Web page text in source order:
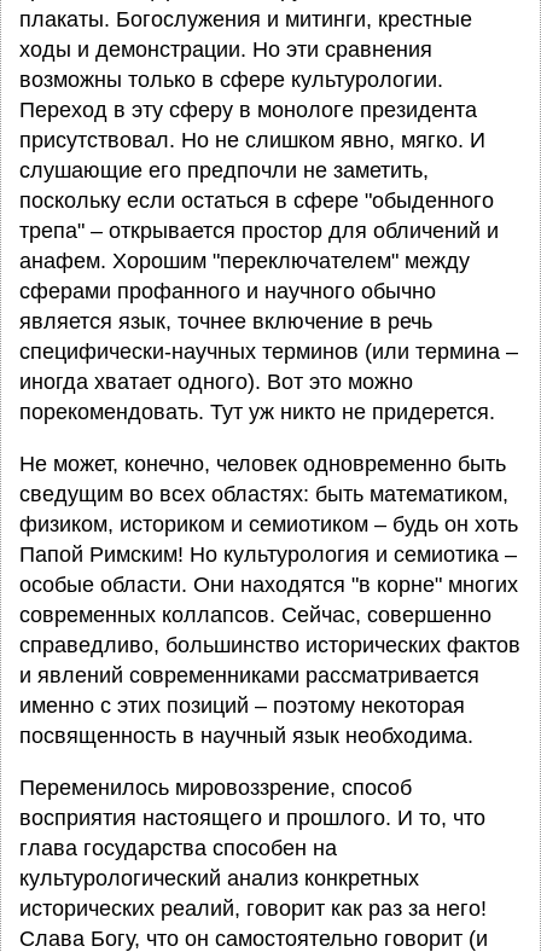
плакаты. Богослужения и митинги, крестные
ходы и демонстрации. Но эти сравнения
возможны только в сфере культурологии.
Переход в эту сферу в монологе президента
присутствовал. Но не слишком явно, мягко. И
слушающие его предпочли не заметить,
поскольку если остаться в сфере "обыденного
трепа" – открывается простор для обличений и
анафем. Хорошим "переключателем" между
сферами профанного и научного обычно
является язык, точнее включение в речь
специфически-научных терминов (или термина –
иногда хватает одного). Вот это можно
порекомендовать. Тут уж никто не придерется.
Не может, конечно, человек одновременно быть
сведущим во всех областях: быть математиком,
физиком, историком и семиотиком – будь он хоть
Папой Римским! Но культурология и семиотика –
особые области. Они находятся "в корне" многих
современных коллапсов. Сейчас, совершенно
справедливо, большинство исторических фактов
и явлений современниками рассматривается
именно с этих позиций – поэтому некоторая
посвященность в научный язык необходима.
Переменилось мировоззрение, способ
восприятия настоящего и прошлого. И то, что
глава государства способен на
культурологический анализ конкретных
исторических реалий, говорит как раз за него!
Слава Богу, что он самостоятельно говорит (и